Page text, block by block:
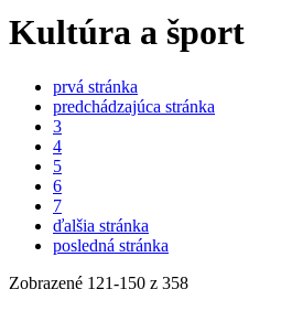
Kultúra a šport
prvá stránka
predchádzajúca stránka
3
4
5
6
7
ďalšia stránka
posledná stránka
Zobrazené 121-150 z 358